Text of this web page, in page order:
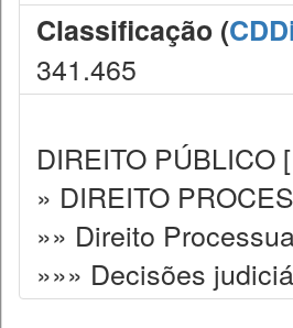
Classificação (
341.465
DIREITO PÚBLICO [
» DIREITO
»» Direito
»»» Decisões